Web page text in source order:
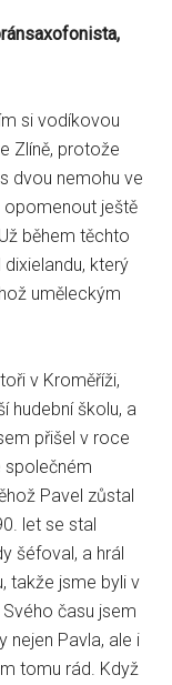
si vodíkovou
Zlíně, protože
dvou nemohu ve
opomenout ještě
během těchto
který
uměleckým
v Kroměříži,
hudební školu, a
přišel v roce
společném
Pavel zůstal
let se stal
šéfoval, a hrál
takže jsme byli v
času jsem
nejen Pavla, ale i
tomu rád. Když